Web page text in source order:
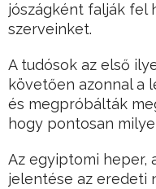
jószágként falják fel
szerveinket.
A tudósok az első
követően azonnal a
és megpróbálták
hogy pontosan
Az egyiptomi heper,
jelentése az eredeti